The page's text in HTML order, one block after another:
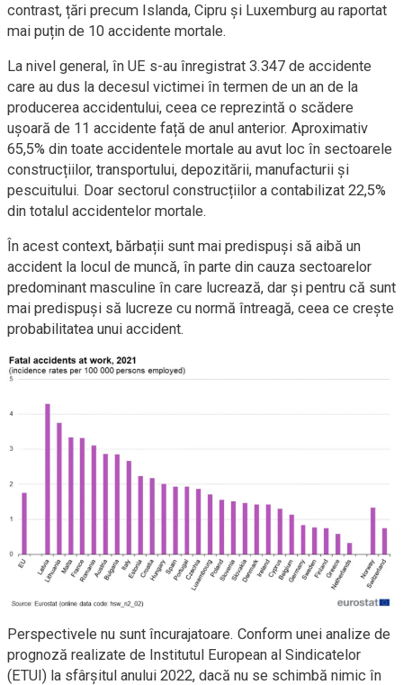
contrast, țări precum Islanda, Cipru și Luxemburg au raportat
mai puțin de 10 accidente mortale.
La nivel general, în UE s-au înregistrat 3.347 de accidente
care au dus la decesul victimei în termen de un an de la
producerea accidentului, ceea ce reprezintă o scădere
ușoară de 11 accidente față de anul anterior. Aproximativ
65,5% din toate accidentele mortale au avut loc în sectoarele
construcțiilor, transportului, depozitării, manufacturii și
pescuitului. Doar sectorul construcțiilor a contabilizat 22,5%
din totalul accidentelor mortale.
În acest context, bărbații sunt mai predispuși să aibă un
accident la locul de muncă, în parte din cauza sectoarelor
predominant masculine în care lucrează, dar și pentru că sunt
mai predispuși să lucreze cu normă întreagă, ceea ce crește
probabilitatea unui accident.
Perspectivele nu sunt încurajatoare. Conform unei analize de
prognoză realizate de Institutul European al Sindicatelor
(ETUI) la sfârșitul anului 2022, dacă nu se schimbă nimic în